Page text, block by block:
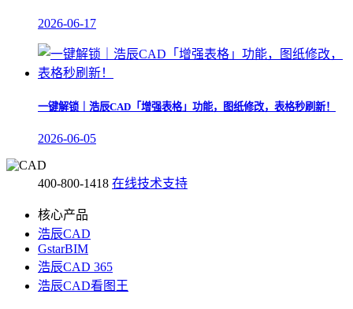
2026-06-17
一键解锁｜浩辰CAD「增强表格」功能，图纸修改，表格秒刷新！
2026-06-05
400-800-1418 在线技术支持
核心产品
浩辰CAD
GstarBIM
浩辰CAD 365
浩辰CAD看图王